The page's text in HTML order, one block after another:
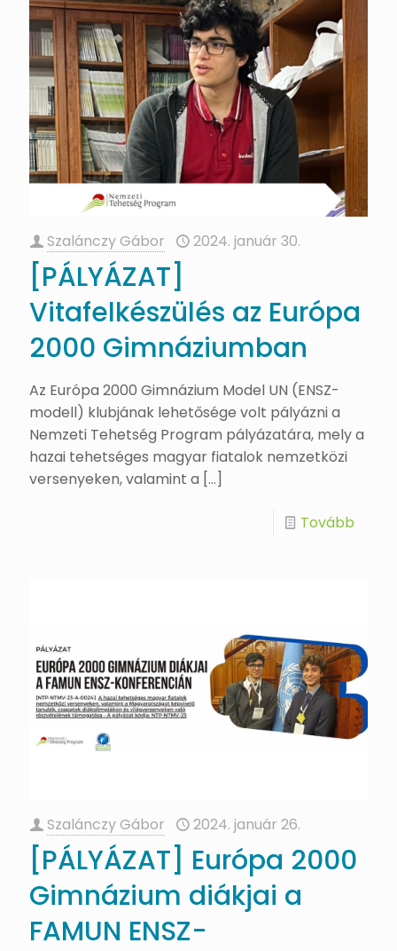
Szalánczy Gábor 2024. január 30.
[PÁLYÁZAT]
Vitafelkészülés az Európa
2000 Gimnáziumban
Az Európa 2000 Gimnázium Model UN (ENSZ-
modell) klubjának lehetősége volt pályázni a
Nemzeti Tehetség Program pályázatára, mely a
hazai tehetséges magyar fiatalok nemzetközi
versenyeken, valamint a […]
Tovább
Szalánczy Gábor 2024. január 26.
[PÁLYÁZAT] Európa 2000
Gimnázium diákjai a
FAMUN ENSZ-